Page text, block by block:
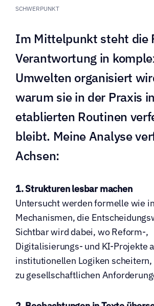
SCHWERPUNKT
Im Mittelpunkt steht die
Verantwortung in
Umwelten organisiert
warum sie in der Praxis in
etablierten Routinen
bleibt. Meine Analyse
Achsen:
1. Strukturen lesbar machen
Untersucht werden formelle wie
Mechanismen, die
Sichtbar wird dabei, wo Reform-,
Digitalisierungs- und KI-Projekte
institutionellen Logiken
zu gesellschaftlichen